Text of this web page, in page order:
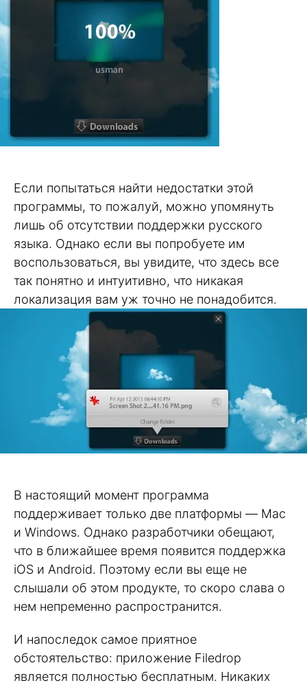
Если попытаться найти недостатки этой
программы, то пожалуй, можно упомянуть
лишь об отсутствии поддержки русского
языка. Однако если вы попробуете им
воспользоваться, вы увидите, что здесь все
так понятно и интуитивно, что никакая
локализация вам уж точно не понадобится.
В настоящий момент программа
поддерживает только две платформы — Mac
и Windows. Однако разработчики обещают,
что в ближайшее время появится поддержка
iOS и Android. Поэтому если вы еще не
слышали об этом продукте, то скоро слава о
нем непременно распространится.
И напоследок самое приятное
обстоятельство: приложение Filedrop
является полностью бесплатным. Никаких